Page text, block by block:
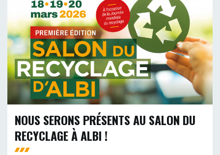
NOUS SERONS PRÉSENTS AU SALON DU
RECYCLAGE À ALBI !